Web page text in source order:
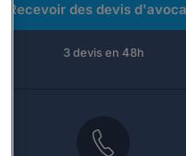
Recevoir des devis
3 devis en 48h